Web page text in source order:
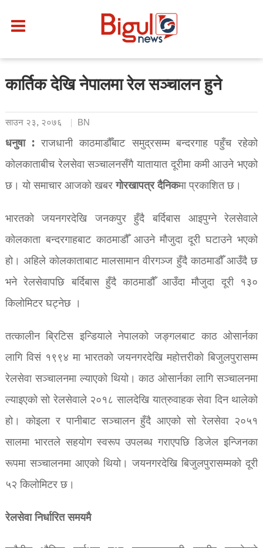
कार्तिक देखि नेपालमा रेल सञ्चालन हुने
साउन २३, २०७६ BN
धनुषा :राजधानी काठमाडौँबाट समुद्रसम्म बन्दरगाह पहुँच रहेको
कोलकाताबीच रेलसेवा सञ्चालनसँगै यातायात दूरीमा कमी आउने भएको
छ। यो समाचार आजको खबरगाेरखापत्र दैनिकमा प्रकाशित छ।
भारतको जयनगरदेखि जनकपुर हुँदै बर्दिबास आइपुग्ने रेलसेवाले
कोलकाता बन्दरगाहबाट काठमाडौँ आउने मौजुदा दूरी घटाउने भएको
हो। अहिले कोलकाताबाट मालसामान वीरगञ्ज हुँदै काठमाडौँ आउँदै छ
भने रेलसेवापछि बर्दिबास हुँदै काठमाडौँ आउँदा मौजुदा दूरी १३०
किलोमिटर घट्नेछ ।
तत्कालीन ब्रिटिस इन्डियाले नेपालको जङ्गलबाट काठ ओसार्नका
लागि विसं १९९४ मा भारतको जयनगरदेखि महोत्तरीको बिजुलपुरासम्म
रेलसेवा सञ्चालनमा ल्याएको थियो। काठ ओसार्नका लागि सञ्चालनमा
ल्याइएको सो रेलसेवाले २०१८ सालदेखि यात्रुवाहक सेवा दिन थालेको
हो। कोइला र पानीबाट सञ्चालन हुँदै आएको सो रेलसेवा २०५१
सालमा भारतले सहयोग स्वरूप उपलब्ध गराएपछि डिजेल इन्जिनका
रूपमा सञ्चालनमा आएको थियो। जयनगरदेखि बिजुलपुरासम्मको दूरी
५२ किलोमिटर छ।
रेलसेवा निर्धारित समयमै